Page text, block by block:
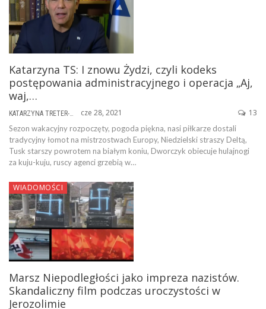
Katarzyna TS: I znowu Żydzi, czyli kodeks
postępowania administracyjnego i operacja „Aj,
waj,…
cze 28, 2021 13
Sezon wakacyjny rozpoczęty, pogoda piękna, nasi piłkarze dostali
tradycyjny łomot na mistrzostwach Europy, Niedzielski straszy Deltą,
Tusk starszy powrotem na białym koniu, Dworczyk obiecuje hulajnogi
za kuju-kuju, ruscy agenci grzebią w…
WIADOMOŚCI
Marsz Niepodległości jako impreza nazistów.
Skandaliczny film podczas uroczystości w
Jerozolimie